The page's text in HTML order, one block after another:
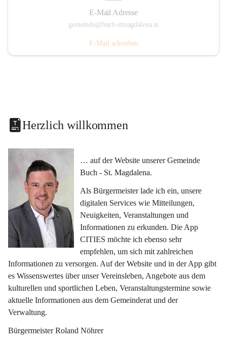
E-Mail Adresse
gemeinde@buch-stmagdalena.at
E-Mail schreiben
Herzlich willkommen
… auf der Website unserer Gemeinde
Buch - St. Magdalena.
Als Bürgermeister lade ich ein, unsere
digitalen Services wie Mitteilungen,
Neuigkeiten, Veranstaltungen und
Informationen zu erkunden. Die App
CITIES möchte ich ebenso sehr
empfehlen, um sich mit zahlreichen
Informationen zu versorgen. Auf der Website und in der App gibt
es Wissenswertes über unser Vereinsleben, Angebote aus dem
kulturellen und sportlichen Leben, Veranstaltungstermine sowie
aktuelle Informationen aus dem Gemeinderat und der
Verwaltung.
Bürgermeister Roland Nöhrer